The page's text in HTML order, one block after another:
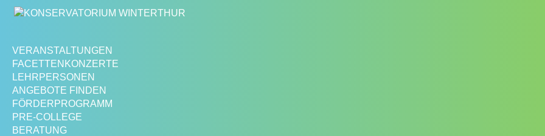
VERANSTALTUNGEN
FACETTENKONZERTE
LEHRPERSONEN
ANGEBOTE FINDEN
FÖRDERPROGRAMM
PRE-COLLEGE
BERATUNG